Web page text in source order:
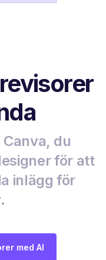
du
för att
inlägg för
med AI